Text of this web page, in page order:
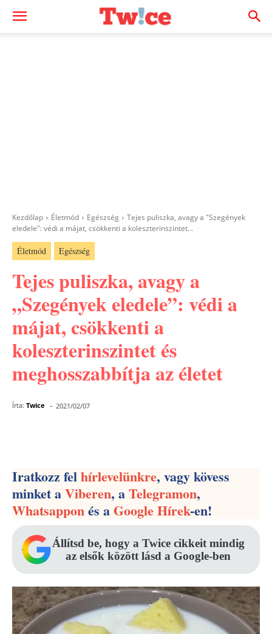
Kezdőlap Életmód Egészség
Tejes puliszka, avagy a "Szegények
eledele": védi a májat, csökkenti a koleszterinszintet...
Életmód Egészség
Tejes puliszka, avagy a
„Szegények eledele”: védi a
májat, csökkenti a
koleszterinszintet és
meghosszabbítja az életet
Írta: Twice - 2021/02/07
Iratkozz felhírlevelünkre, vagy kövess
minket aViberen, aTelegramon,
Whatsapponés aGoogle Hírek-en!
Állítsd be, hogy a Twice cikkeit mindig
az elsők között lásd a Google-ben